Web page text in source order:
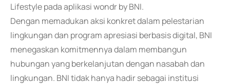
Lifestyle pada aplikasi wondr by BNI.
Dengan memadukan aksi konkret dalam pelestarian
lingkungan dan program apresiasi berbasis digital, BNI
menegaskan komitmennya dalam membangun
hubungan yang berkelanjutan dengan nasabah dan
lingkungan. BNI tidak hanya hadir sebagai institusi